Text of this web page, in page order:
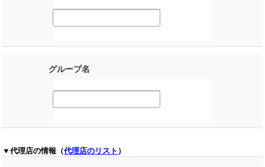
グループ名
▼代理店の情報（代理店のリスト ）